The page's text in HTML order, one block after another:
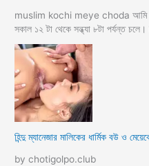
muslim kochi meye choda আমি
সকাল ১২ টা থেকে সন্ধ্যা ৮টা পর্যন্ত চলে।
হিন্দু ম্যানেজার মালিকের ধার্মিক বউ ও
by chotigolpo.club